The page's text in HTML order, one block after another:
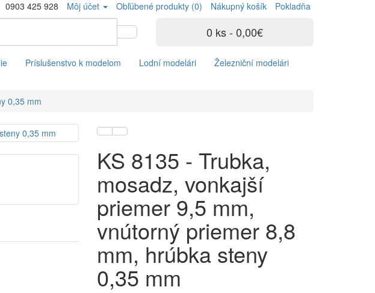
0903 425 928 Môj účet Obľúbené produkty (0) Nákupný košík Pokladňa
0 ks - 0,00€
Príslušenstvo k modelom Lodní modelári Železniční modelári
0,35 mm
KS 8135 - Trubka,
mosadz, vonkajší
priemer 9,5 mm,
vnútorný priemer 8,8
mm, hrúbka steny
0,35 mm